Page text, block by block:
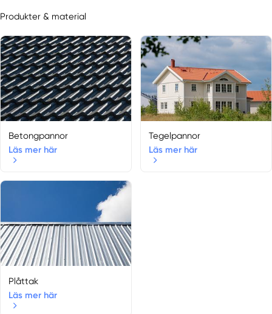
Produkter & material
Betongpannor
Läs mer här
Tegelpannor
Läs mer här
Plåttak
Läs mer här